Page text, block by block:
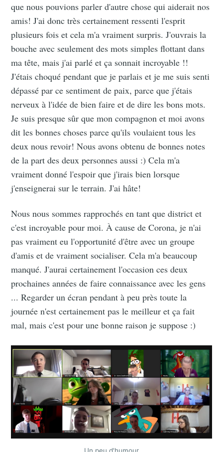
que nous pouvions parler d'autre chose qui aiderait nos
amis! J'ai donc très certainement ressenti l'esprit
plusieurs fois et cela m'a vraiment surpris. J'ouvrais la
bouche avec seulement des mots simples flottant dans
ma tête, mais j'ai parlé et ça sonnait incroyable !!
J'étais choqué pendant que je parlais et je me suis senti
dépassé par ce sentiment de paix, parce que j'étais
nerveux à l'idée de bien faire et de dire les bons mots.
Je suis presque sûr que mon compagnon et moi avons
dit les bonnes choses parce qu'ils voulaient tous les
deux nous revoir! Nous avons obtenu de bonnes notes
de la part des deux personnes aussi :) Cela m'a
vraiment donné l'espoir que j'irais bien lorsque
j'enseignerai sur le terrain. J'ai hâte!
Nous nous sommes rapprochés en tant que district et
c'est incroyable pour moi. À cause de Corona, je n'ai
pas vraiment eu l'opportunité d'être avec un groupe
d'amis et de vraiment socialiser. Cela m'a beaucoup
manqué. J'aurai certainement l'occasion ces deux
prochaines années de faire connaissance avec les gens
... Regarder un écran pendant à peu près toute la
journée n'est certainement pas le meilleur et ça fait
mal, mais c'est pour une bonne raison je suppose :)